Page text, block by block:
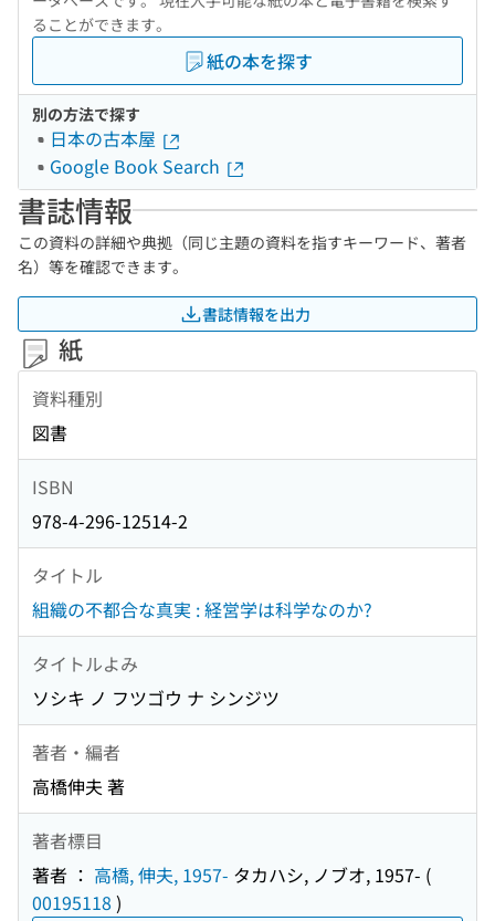
ることができます。
紙の本を探す
別の方法で探す
日本の古本屋
Google Book Search
書誌情報
この資料の詳細や典拠（同じ主題の資料を指すキーワード、著者
名）等を確認できます。
書誌情報を出力
紙
資料種別
図書
ISBN
978-4-296-12514-2
タイトル
組織の不都合な真実 : 経営学は科学なのか?
タイトルよみ
ソシキ ノ フツゴウ ナ シンジツ
著者・編者
高橋伸夫 著
著者標目
著者 ： 高橋, 伸夫, 1957- タカハシ, ノブオ, 1957- (
00195118 )